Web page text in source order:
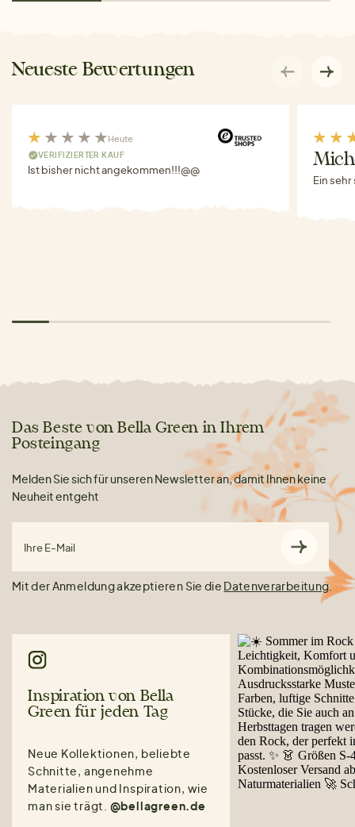
Neueste Bewertungen
Heute
VERIFIZIERTER KAUF
Ist bisher nicht angekommen!!!@@
Ein
Das Beste von Bella Green in Ihrem
Posteingang
Melden Sie sich für unseren Newsletter an, damit Ihnen keine
Neuheit entgeht
Ihre E-Mail
Mit der Anmeldung akzeptieren Sie die Datenverarbeitung.
Inspiration von Bella
Green für jeden Tag
Neue Kollektionen, beliebte
Schnitte, angenehme
Materialien und Inspiration, wie
man sie trägt. @bellagreen.de